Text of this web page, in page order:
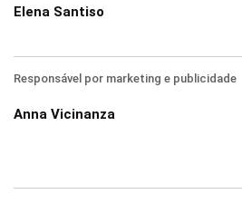
Elena Santiso
Responsável por marketing e publicidade
Anna Vicinanza